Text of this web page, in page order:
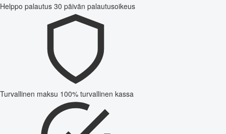
Helppo palautus 30 päivän palautusoikeus
Turvallinen maksu 100% turvallinen kassa